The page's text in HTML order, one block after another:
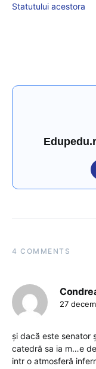
Statutului acestora
4 COMMENTS
27
și dacă este senator
catedră sa ia m…e
intr o atmosferă